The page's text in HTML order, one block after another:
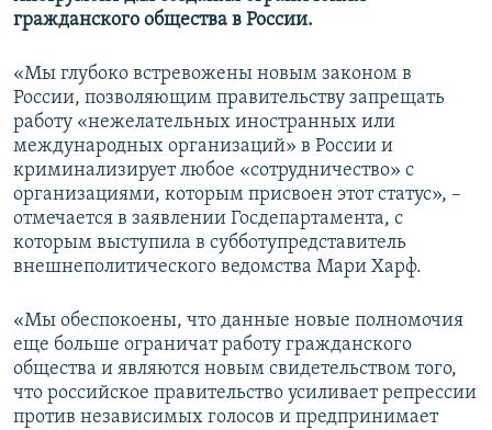
гражданского общества в России.
«Мы глубоко встревожены новым законом в
России, позволяющим правительству запрещать
работу «нежелательных иностранных или
международных организаций» в России и
криминализирует любое «сотрудничество» с
организациями, которым присвоен этот статус», –
отмечается в заявлении Госдепартамента, с
которым выступила в субботупредставитель
внешнеполитического ведомства Мари Харф.
«Мы обеспокоены, что данные новые полномочия
еще больше ограничат работу гражданского
общества и являются новым свидетельством того,
что российское правительство усиливает репрессии
против независимых голосов и предпринимает